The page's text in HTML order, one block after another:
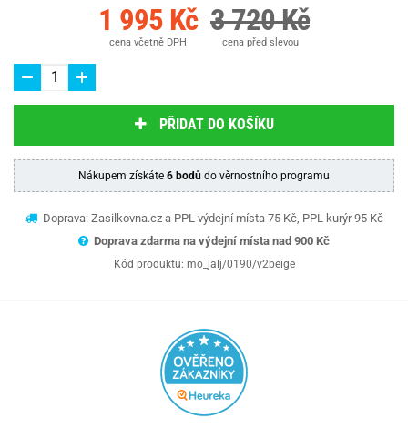
1 995 Kč
cena včetně DPH
3 720 Kč
cena před slevou
PŘIDAT DO KOŠÍKU
Nákupem získáte 6 bodů do věrnostního programu
Doprava: Zasilkovna.cz a PPL výdejní místa 75 Kč, PPL kurýr 95 Kč
Doprava zdarma na výdejní místa nad 900 Kč
Kód produktu: mo_jalj/0190/v2beige